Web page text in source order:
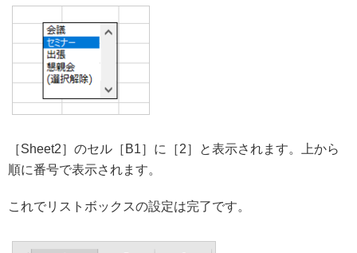
［Sheet2］のセル［B1］に［2］と表示されます。上から
順に番号で表示されます。
これでリストボックスの設定は完了です。